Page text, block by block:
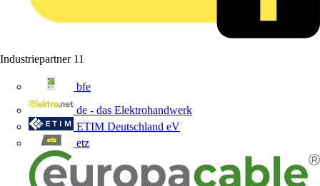
Industriepartner 11
bfe
de - das Elektrohandwerk
ETIM Deutschland eV
etz